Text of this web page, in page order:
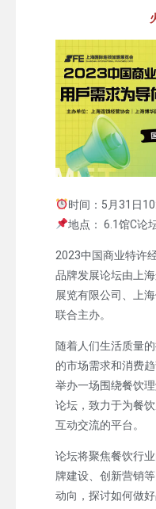
时间：5月31日
地点： 6.1馆C论
2023中国商业特许
品牌发展论坛由上
展览有限公司、上
联合主办。
随着人们生活质量
的市场需求和消费
举办一场围绕餐饮
论坛，致力于为餐
互动交流的平台。
论坛将聚焦餐饮行
牌建设、创新营销
动向，探讨如何做